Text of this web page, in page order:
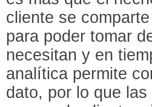
cliente se
para poder tomar
necesitan y en
analítica permite
dato, por lo que